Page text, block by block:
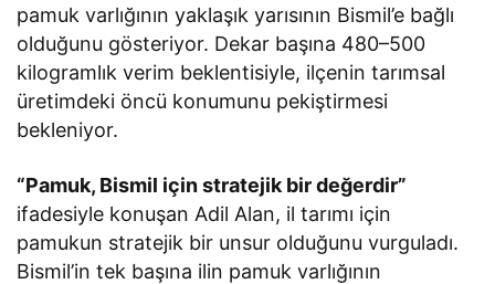
pamuk varlığının yaklaşık yarısının Bismil’e bağlı
olduğunu gösteriyor. Dekar başına 480–500
kilogramlık verim beklentisiyle, ilçenin tarımsal
üretimdeki öncü konumunu pekiştirmesi
bekleniyor.
“Pamuk, Bismil için stratejik bir değerdir”
ifadesiyle konuşan Adil Alan, il tarımı için
pamukun stratejik bir unsur olduğunu vurguladı.
Bismil’in tek başına ilin pamuk varlığının